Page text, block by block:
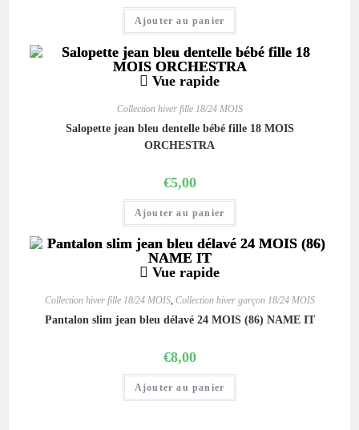
Ajouter au panier
Vue rapide
Collection hiver fille 18/24 MOIS
Salopette jean bleu dentelle bébé fille 18 MOIS
ORCHESTRA
€5,00
Ajouter au panier
Vue rapide
Collection hiver fille 18/24 MOIS, Collection hiver garçon 18/24 MOIS
Pantalon slim jean bleu délavé 24 MOIS (86) NAME IT
€8,00
Ajouter au panier